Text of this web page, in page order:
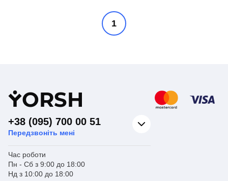
RIXO
Maggio 1
YORSH
+38 (095) 700 00 51
Передзвоніть мені
Час роботи
Пн - Сб з 9:00 до 18:00
Нд з 10:00 до 18:00